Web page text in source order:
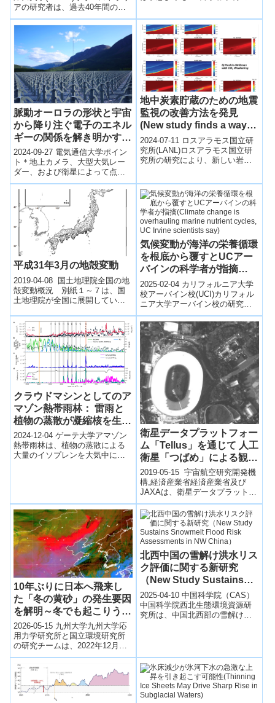
substantially over the
last four decades)
アの研究者は、過去40年間の大
気パターンを調査し、多くの地
域で「ひょうの降る日」が減
脈動オーロラの形状と宇宙
から降り注ぐ電子のエネル
ギーの関係を解き明かす観
測に成功
2024-09-27 電気通信大学ポイン
ト＊地上カメラ、大型大気レー
ダー、および衛星によって点滅
するオーロラ「脈動オーロラ」
を同時に観測に成功＊脈動オー
ロラが「...
地中炭素貯蔵のための地震
監視の改善方法を発見
(New study finds a way to
improve seismic
monitoring for geologic
carbon storage)
2024-07-11 ロスアラモス国立研
究所(LANL)ロスアラモス国立研
究所の研究により、新しい岩石
特...
平成31年3月の地殻変動
2019-04-08 国土地理院全国の地
殻変動概況 別紙１～７は、国
土地理院が全国に展開している
測網（ＧＥＯＮＥＴ）の観測結
果から...
気候変動が海洋の栄養循環
を根底から覆すとUCアー
バインの科学者が指摘
(Climate change is
overhauling marine
nutrient cycles, UC Irvine
scientists say)
2025-02-04 カリフォルニア大学
校アーバイン校(UCI)カリフォル
ニア大学アーバイン校の研究者
たちは、気候変動が海洋の栄養
循環に予想外の変化をもたらし
て...
クラウドマシンとしてのア
マゾン熱帯雨林： 雷雨と
植物の蒸散が凝縮核を生成
する仕組み(The Amazon
rainforest as a cloud
machine: How
2024-12-04 ゲーテ大学アマゾン
熱帯雨林は、植物の蒸散による
大量のイソプレンを大気中に放
衛星データプラットフォー
ム「Tellus」を通じて 人工
衛星「つばめ」による観測
画像を公開
2019-05-15 宇宙航空研究開発機
構,経済産業省経済産業省及び
JAXAは、衛星データプラットフ
ォーム「Tellusテルース」を通じ
て、JAXAの人工衛星...
10年ぶりに日本へ飛来し
た「冬の黄砂」の発生要因
を解明～冬でも起こりうる
黄砂――強風・少雪・気候
条件が重なった結果～
2026-05-15 九州大学九州大学応
用力学研究所と国立環境研究所
の研究チームは、2022年12月に
日本へ10年ぶりに飛来した「冬
の黄砂」の発生要因を解明し
た...
北西中国の雪解け洪水リス
ク評価に関する新研究
（New Study Sustains
Snowmelt Flood Risk
Assessments in NW
China）
2025-04-10 中国科学院（CAS）
中国科学院西北生態環境資源研
究所は、中国北西部の雪解け洪